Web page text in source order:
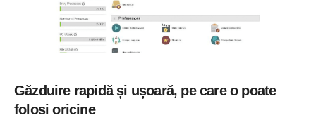
Găzduire rapidă și ușoară, pe care o poate
folosi oricine